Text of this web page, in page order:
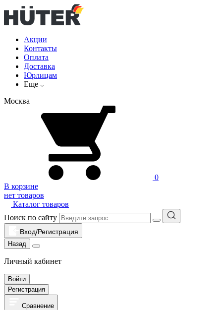
Акции
Контакты
Оплата
Доставка
Юрлицам
Еще
Москва
0
В корзине
нет товаров
Каталог товаров
Поиск по сайту
Вход/Регистрация
Назад
Личный кабинет
Войти
Регистрация
Сравнение